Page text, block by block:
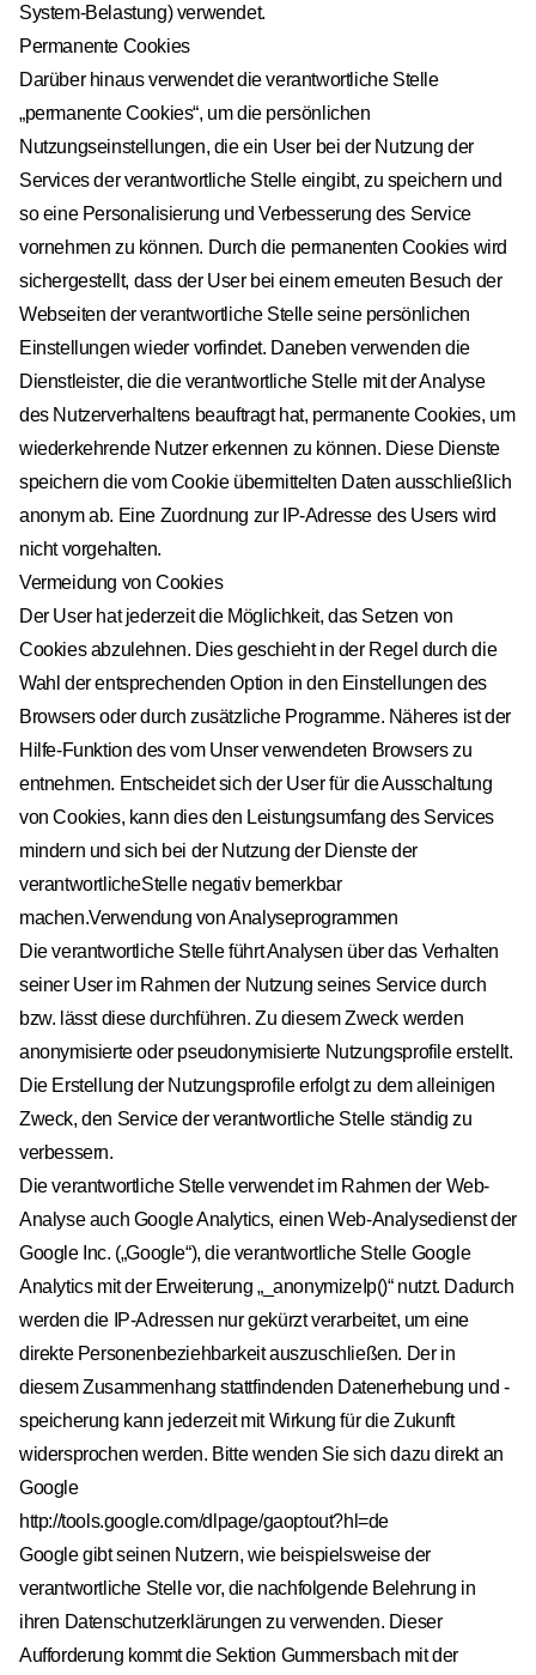
System-Belastung) verwendet.
Permanente Cookies
Darüber hinaus verwendet die verantwortliche Stelle
„permanente Cookies“, um die persönlichen
Nutzungseinstellungen, die ein User bei der Nutzung der
Services der verantwortliche Stelle eingibt, zu speichern und
so eine Personalisierung und Verbesserung des Service
vornehmen zu können. Durch die permanenten Cookies wird
sichergestellt, dass der User bei einem erneuten Besuch der
Webseiten der verantwortliche Stelle seine persönlichen
Einstellungen wieder vorfindet. Daneben verwenden die
Dienstleister, die die verantwortliche Stelle mit der Analyse
des Nutzerverhaltens beauftragt hat, permanente Cookies, um
wiederkehrende Nutzer erkennen zu können. Diese Dienste
speichern die vom Cookie übermittelten Daten ausschließlich
anonym ab. Eine Zuordnung zur IP-Adresse des Users wird
nicht vorgehalten.
Vermeidung von Cookies
Der User hat jederzeit die Möglichkeit, das Setzen von
Cookies abzulehnen. Dies geschieht in der Regel durch die
Wahl der entsprechenden Option in den Einstellungen des
Browsers oder durch zusätzliche Programme. Näheres ist der
Hilfe-Funktion des vom Unser verwendeten Browsers zu
entnehmen. Entscheidet sich der User für die Ausschaltung
von Cookies, kann dies den Leistungsumfang des Services
mindern und sich bei der Nutzung der Dienste der
verantwortlicheStelle negativ bemerkbar
machen.Verwendung von Analyseprogrammen
Die verantwortliche Stelle führt Analysen über das Verhalten
seiner User im Rahmen der Nutzung seines Service durch
bzw. lässt diese durchführen. Zu diesem Zweck werden
anonymisierte oder pseudonymisierte Nutzungsprofile erstellt.
Die Erstellung der Nutzungsprofile erfolgt zu dem alleinigen
Zweck, den Service der verantwortliche Stelle ständig zu
verbessern.
Die verantwortliche Stelle verwendet im Rahmen der Web-
Analyse auch Google Analytics, einen Web-Analysedienst der
Google Inc. („Google“), die verantwortliche Stelle Google
Analytics mit der Erweiterung „_anonymizeIp()“ nutzt. Dadurch
werden die IP-Adressen nur gekürzt verarbeitet, um eine
direkte Personenbeziehbarkeit auszuschließen. Der in
diesem Zusammenhang stattfindenden Datenerhebung und -
speicherung kann jederzeit mit Wirkung für die Zukunft
widersprochen werden. Bitte wenden Sie sich dazu direkt an
Google
http://tools.google.com/dlpage/gaoptout?hl=de
Google gibt seinen Nutzern, wie beispielsweise der
verantwortliche Stelle vor, die nachfolgende Belehrung in
ihren Datenschutzerklärungen zu verwenden. Dieser
Aufforderung kommt die Sektion Gummersbach mit der